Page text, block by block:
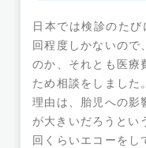
日本では検診のた
回程度しかないので
のか、それとも医療
ため相談をしました
理由は、胎児への影
が大きいだろうとい
回くらいエコーをし